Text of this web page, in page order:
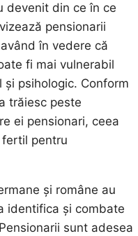
devenit din ce în ce
pensionarii
în vedere că
fi mai vulnerabil
psihologic. Conform
trăiesc peste
ei pensionari, ceea
pentru
și române au
identifica și combate
sunt adesea